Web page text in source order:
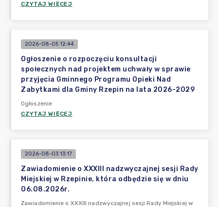
CZYTAJ WIĘCEJ
2026-08-05 12:44
Ogłoszenie o rozpoczęciu konsultacji
społecznych nad projektem uchwały w sprawie
przyjęcia Gminnego Programu Opieki Nad
Zabytkami dla Gminy Rzepin na lata 2026-2029
Ogłoszenie
CZYTAJ WIĘCEJ
2026-08-03 13:17
Zawiadomienie o XXXIII nadzwyczajnej sesji Rady
Miejskiej w Rzepinie, która odbędzie się w dniu
06.08.2026r.
Zawiadomienie o XXXIII nadzwyczajnej sesji Rady Miejskiej w